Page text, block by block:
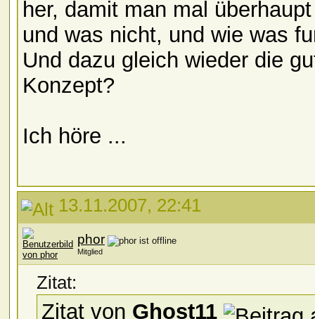
her, damit man mal
und was nicht, und wie was
Und dazu gleich wieder die
Konzept?
Ich höre ...
13.11.2007, 22:41
phor
Mitglied
Zitat:
Zitat von Ghost11